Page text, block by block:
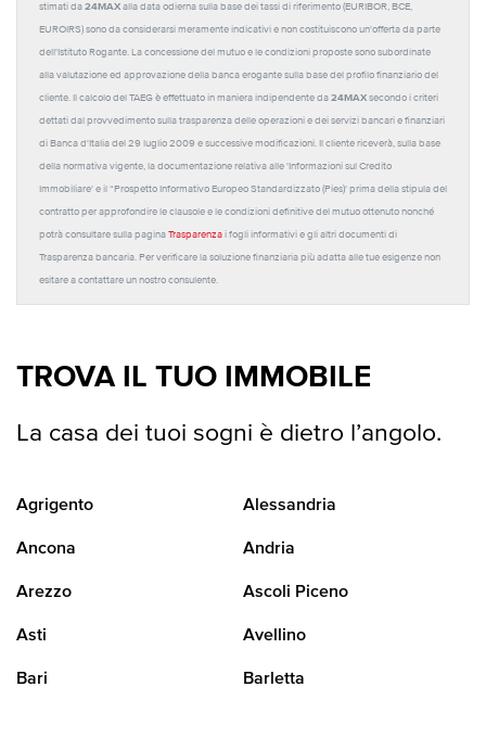
stimati da 24MAX alla data odierna sulla base dei tassi di riferimento (EURIBOR, BCE,
EUROIRS) sono da considerarsi meramente indicativi e non costituiscono un'offerta da parte
dell'Istituto Rogante. La concessione del mutuo e le condizioni proposte sono subordinate
alla valutazione ed approvazione della banca erogante sulla base del profilo finanziario del
cliente. Il calcolo del TAEG è effettuato in maniera indipendente da 24MAX secondo i criteri
dettati dal provvedimento sulla trasparenza delle operazioni e dei servizi bancari e finanziari
di Banca d'Italia del 29 luglio 2009 e successive modificazioni. Il cliente riceverà, sulla base
della normativa vigente, la documentazione relativa alle 'Informazioni sul Credito
Immobiliare' e il “Prospetto Informativo Europeo Standardizzato (Pies)' prima della stipula del
contratto per approfondire le clausole e le condizioni definitive del mutuo ottenuto nonché
potrà consultare sulla pagina Trasparenza i fogli informativi e gli altri documenti di
Trasparenza bancaria. Per verificare la soluzione finanziaria più adatta alle tue esigenze non
esitare a contattare un nostro consulente.
TROVA IL TUO IMMOBILE
La casa dei tuoi sogni è dietro l’angolo.
Agrigento Alessandria
Ancona Andria
Arezzo Ascoli Piceno
Asti Avellino
Bari Barletta